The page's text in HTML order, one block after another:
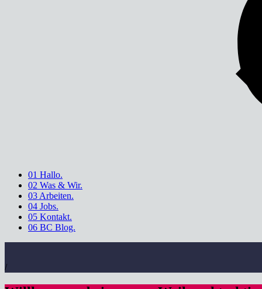
01 Hallo.
02 Was & Wir.
03 Arbeiten.
04 Jobs.
05 Kontakt.
06 BC Blog.
/